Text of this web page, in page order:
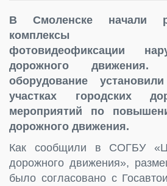
В Смоленске начали
комплексы
фотовидеофиксации
дорожного движения.
оборудование
участках городских
мероприятий по
дорожного движения.
Как сообщили в СОГБУ
дорожного движения»,
было согласовано с